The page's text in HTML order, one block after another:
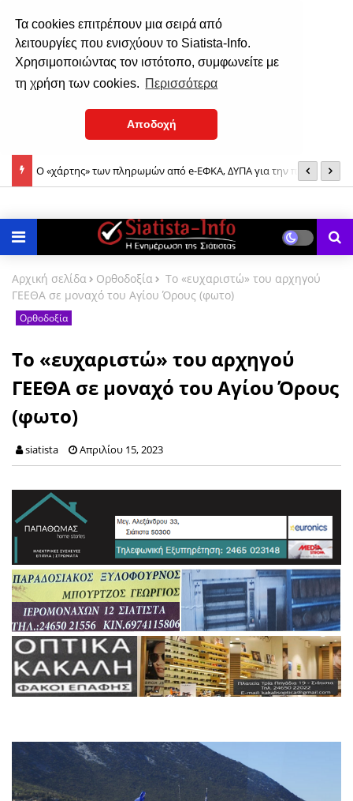
Τα cookies επιτρέπουν μια σειρά από
λειτουργίες που ενισχύουν το Siatista-Info.
Χρησιμοποιώντας τον ιστότοπο, συμφωνείτε με
τη χρήση των cookies. Περισσότερα
Αποδοχή
Ο «χάρτης» των πληρωμών από e-ΕΦΚΑ, ΔΥΠΑ για την περίοδο 10
Αρχική σελίδα Ορθοδοξία
To «ευχαριστώ» του αρχηγού
ΓΕΕΘΑ σε μοναχό του Αγίου Όρους (φωτο)
Ορθοδοξία
To «ευχαριστώ» του αρχηγού
ΓΕΕΘΑ σε μοναχό του Αγίου Όρους
(φωτο)
siatista Απριλίου 15, 2023